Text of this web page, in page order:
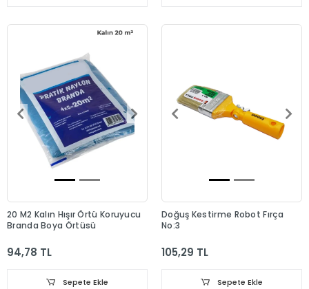
20 M2 Kalın Hışır Örtü Koruyucu
Branda Boya Örtüsü
94,78 TL
Sepete Ekle
Doğuş Kestirme Robot Fırça
No:3
105,29 TL
Sepete Ekle